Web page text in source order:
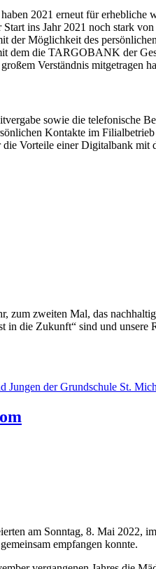
2021 erneut für
ins Jahr 2021 noch stark
Möglichkeit des
die TARGOBANK der
Verständnis mitgetragen
sowie die telefonische
Kontakte im
Vorteile einer Digitalbank
zweiten Mal, das
die Zukunft“ sind und
am Sonntag, 8. Mai 2022,
empfangen konnte.